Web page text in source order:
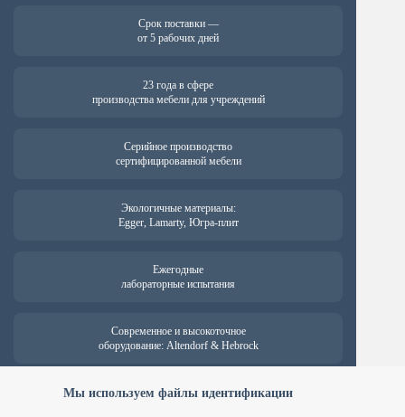
Мы используем файлы идентификации
Срок поставки —
от 5 рабочих дней
23 года в сфере
производства мебели для учреждений
Серийное производство
сертифицированной мебели
Экологичные материалы:
Egger, Lamarty, Югра-плит
Ежегодные
лабораторные испытания
Современное и высокоточное
оборудование: Altendorf & Hebrock
Гарантия на продукцию —